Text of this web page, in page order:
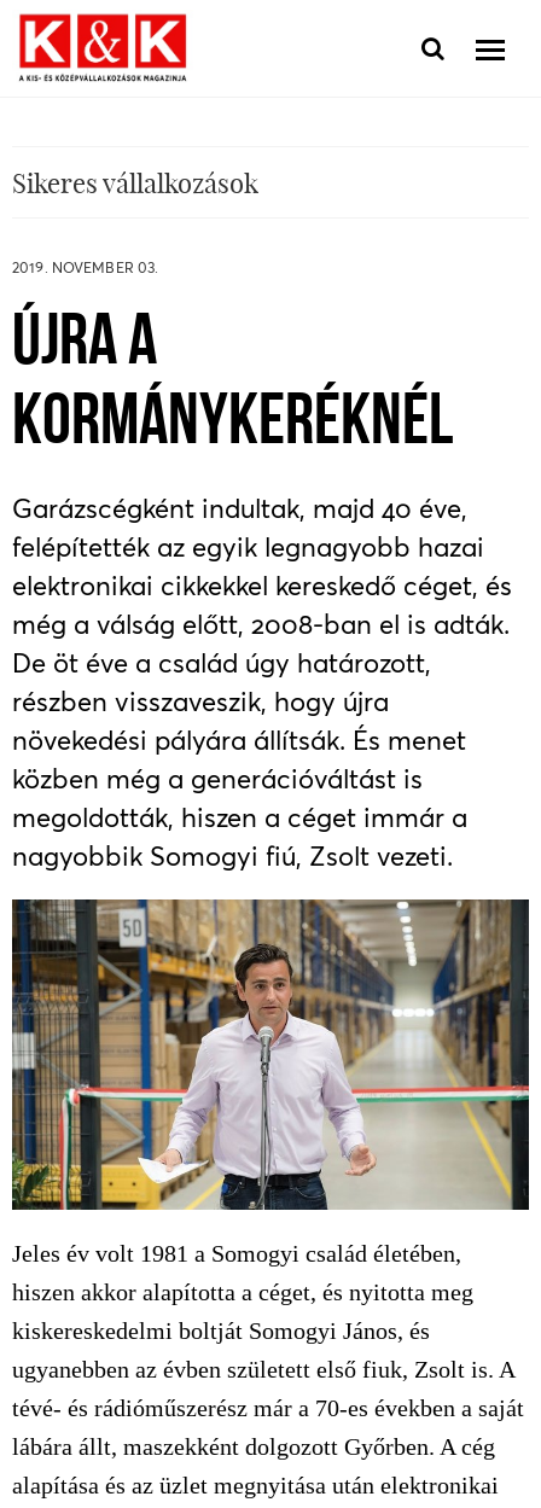
Sikeres vállalkozások
2019. NOVEMBER 03.
ÚJRA A
KORMÁNYKERÉKNÉL
Garázscégként indultak, majd 40 éve,
felépítették az egyik legnagyobb hazai
elektronikai cikkekkel kereskedő céget, és
még a válság előtt, 2008-ban el is adták.
De öt éve a család úgy határozott,
részben visszaveszik, hogy újra
növekedési pályára állítsák. És menet
közben még a generációváltást is
megoldották, hiszen a céget immár a
nagyobbik Somogyi fiú, Zsolt vezeti.
Jeles év volt 1981 a Somogyi család életében,
hiszen akkor alapította a céget, és nyitotta meg
kiskereskedelmi boltját Somogyi János, és
ugyanebben az évben született első fiuk, Zsolt is. A
tévé- és rádióműszerész már a 70-es években a saját
lábára állt, maszekként dolgozott Győrben. A cég
alapítása és az üzlet megnyitása után elektronikai